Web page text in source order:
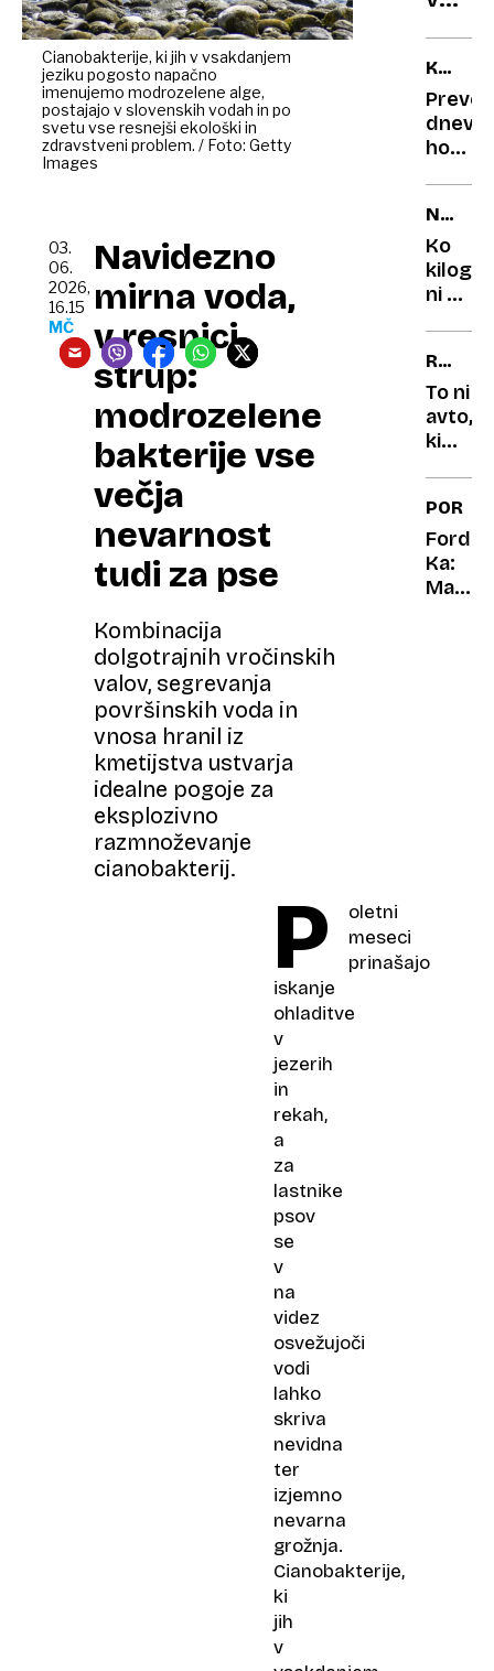
Cianobakterije, ki jih v vsakdanjem
jeziku pogosto napačno
imenujemo modrozelene alge,
postajajo v slovenskih vodah in po
svetu vse resnejši ekološki in
zdravstveni problem. / Foto: Getty
Images
Navidezno
mirna voda,
v resnici
strup:
modrozelene
bakterije vse
večja
nevarnost
tudi za pse
Kombinacija
dolgotrajnih vročinskih
valov, segrevanja
površinskih voda in
vnosa hranil iz
kmetijstva ustvarja
idealne pogoje za
eksplozivno
razmnoževanje
cianobakterij.
03.
06.
2026,
16.15
MČ
P
oletni
meseci
prinašajo
iskanje
ohladitve
v
jezerih
in
rekah,
a
za
lastnike
psov
se
v
na
videz
osvežujoči
vodi
lahko
skriva
nevidna
ter
izjemno
nevarna
grožnja.
Cianobakterije,
ki
jih
v
187
dolga
KAJ
NAS
ČAKA?
dnevni
in
na
ENOTE
Ko
ni bil
ki so
skoraj
CLIO
To ni
avto,
ki
vozila
dedek
in
babica
Ford
Ka:
Mali